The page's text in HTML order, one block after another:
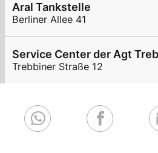
Aral Tankstelle
Berliner Allee 41
Trebbiner Straße 12